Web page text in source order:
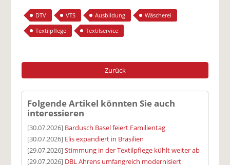
DTV VTS Ausbildung
Wäscherei
Textilpflege
Textilservice
Zurück
Folgende Artikel könnten Sie auch
interessieren
[30.07.2026] Bardusch Basel feiert Familientag
[30.07.2026] Elis expandiert in Brasilien
[29.07.2026]Stimmung in der Textilpflege kühlt weiter ab
[29.07.2026] DBL Ahrens umfangreich modernisiert